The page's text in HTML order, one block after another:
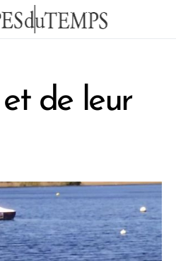
de leur